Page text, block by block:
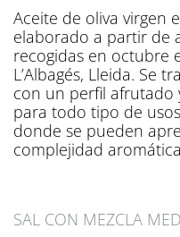
Aceite de oliva virgen
elaborado a partir de
recogidas en octubre
L’Albagés, Lleida. Se
con un perfil afrutado
para todo tipo de
donde se pueden
complejidad
SAL CON MEZCLA